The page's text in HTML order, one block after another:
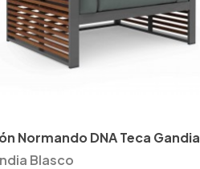
Normando DNA Teca Gandia
Blasco